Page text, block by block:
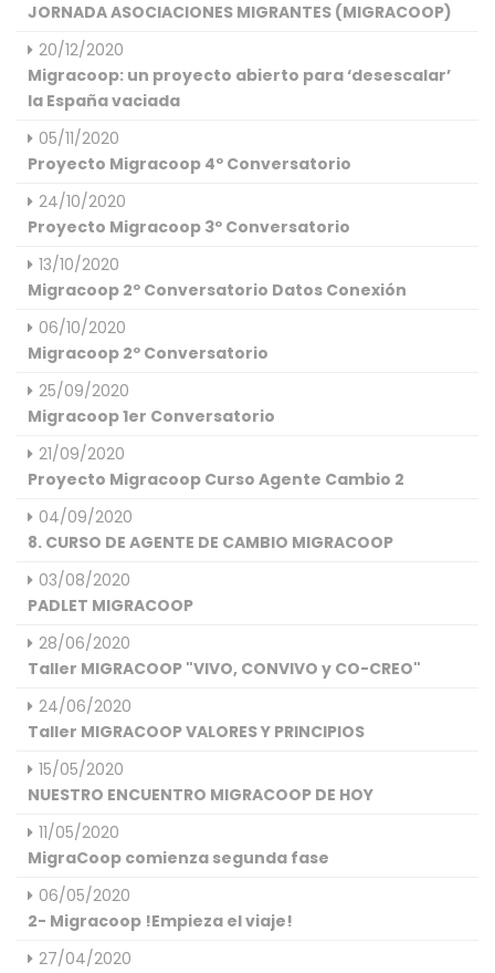
JORNADA ASOCIACIONES MIGRANTES (MIGRACOOP)
20/12/2020
Migracoop: un proyecto abierto para ‘desescalar’
la España vaciada
05/11/2020
Proyecto Migracoop 4º Conversatorio
24/10/2020
Proyecto Migracoop 3º Conversatorio
13/10/2020
Migracoop 2º Conversatorio Datos Conexión
06/10/2020
Migracoop 2º Conversatorio
25/09/2020
Migracoop 1er Conversatorio
21/09/2020
Proyecto Migracoop Curso Agente Cambio 2
04/09/2020
8. CURSO DE AGENTE DE CAMBIO MIGRACOOP
03/08/2020
PADLET MIGRACOOP
28/06/2020
Taller MIGRACOOP "VIVO, CONVIVO y CO-CREO"
24/06/2020
Taller MIGRACOOP VALORES Y PRINCIPIOS
15/05/2020
NUESTRO ENCUENTRO MIGRACOOP DE HOY
11/05/2020
MigraCoop comienza segunda fase
06/05/2020
2- Migracoop !Empieza el viaje!
27/04/2020